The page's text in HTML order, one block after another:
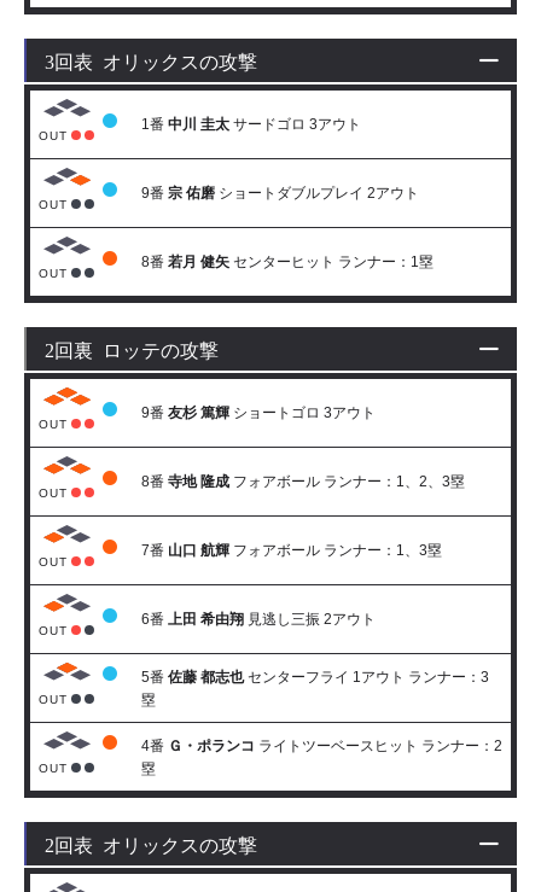
3回表 オリックスの攻撃
OUT
1番 中川 圭太 サードゴロ 3アウト
OUT
9番 宗 佑磨 ショートダブルプレイ 2アウト
OUT
8番 若月 健矢 センターヒット ランナー：1塁
2回裏 ロッテの攻撃
OUT
9番 友杉 篤輝 ショートゴロ 3アウト
OUT
8番 寺地 隆成 フォアボール ランナー：1、2、3塁
OUT
7番 山口 航輝 フォアボール ランナー：1、3塁
OUT
6番 上田 希由翔 見逃し三振 2アウト
OUT
5番 佐藤 都志也センターフライ 1アウト ランナー：3
塁
OUT
4番 Ｇ・ポランコ ライトツーベースヒット ランナー：2
塁
2回表 オリックスの攻撃